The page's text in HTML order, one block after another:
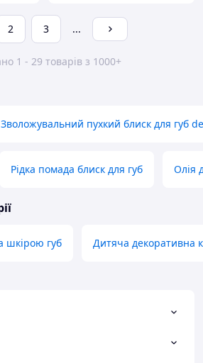
2 3 ...
1 - 29 товарів з 1000+
Зволожувальний пухкий блиск для губ
Рідка помада блиск для губ Олія
шкірою губ Дитяча декоративна